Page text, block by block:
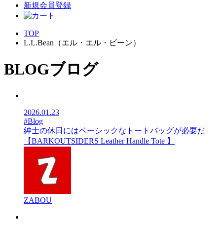
新規会員登録
TOP
L.L.Bean（エル・エル・ビーン）
BLOGブログ
2026.01.23
#Blog
紳士の休日にはベーシックなトートバッグが必要だ
【BARKOUTSIDERS Leather Handle Tote 】
ZABOU